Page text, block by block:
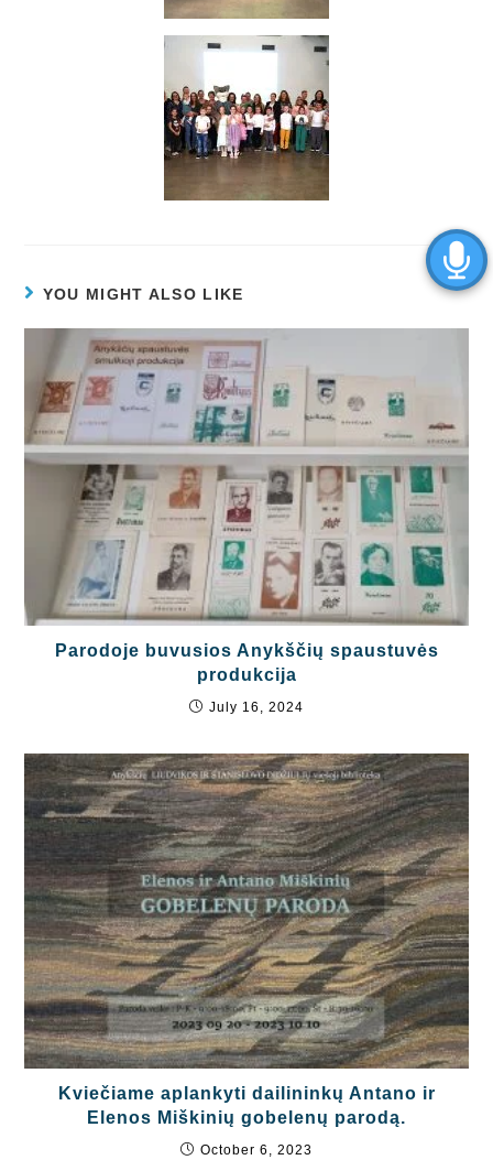
YOU MIGHT ALSO LIKE
Parodoje buvusios Anykščių spaustuvės
produkcija
July 16, 2024
Kviečiame aplankyti dailininkų Antano ir
Elenos Miškinių gobelenų parodą.
October 6, 2023